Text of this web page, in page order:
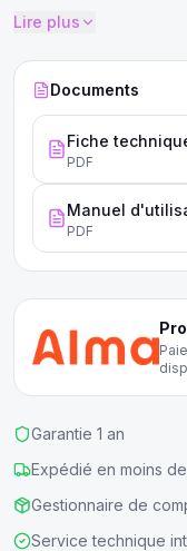
acier inoxydable, cette
Lire plus
Documents
Fiche
PDF
Manuel
PDF
Garantie 1 an
Expédié en moins
Gestionnaire de
Service technique